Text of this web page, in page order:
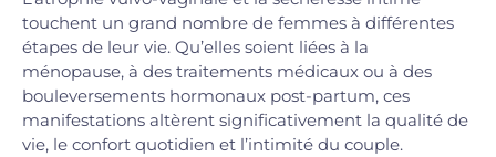
touchent un grand nombre de femmes à différentes
étapes de leur vie. Qu’elles soient liées à la
ménopause, à des traitements médicaux ou à des
bouleversements hormonaux post-partum, ces
manifestations altèrent significativement la qualité de
vie, le confort quotidien et l’intimité du couple.